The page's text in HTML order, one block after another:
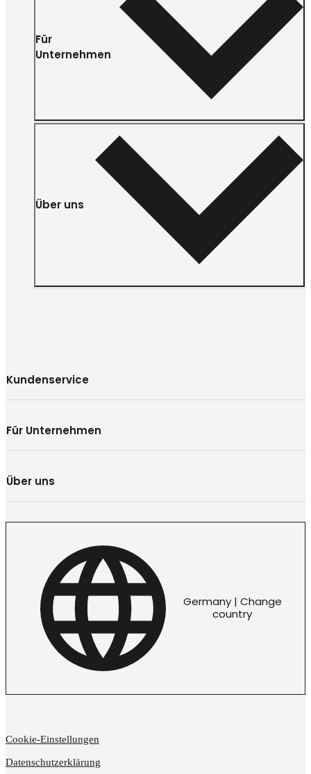
Für
Unternehmen
Über uns
Kundenservice
Für Unternehmen
Über uns
Germany | Change
country
Cookie-Einstellungen
Datenschutzerklärung